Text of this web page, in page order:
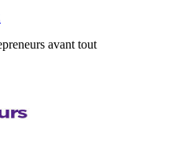
avant tout